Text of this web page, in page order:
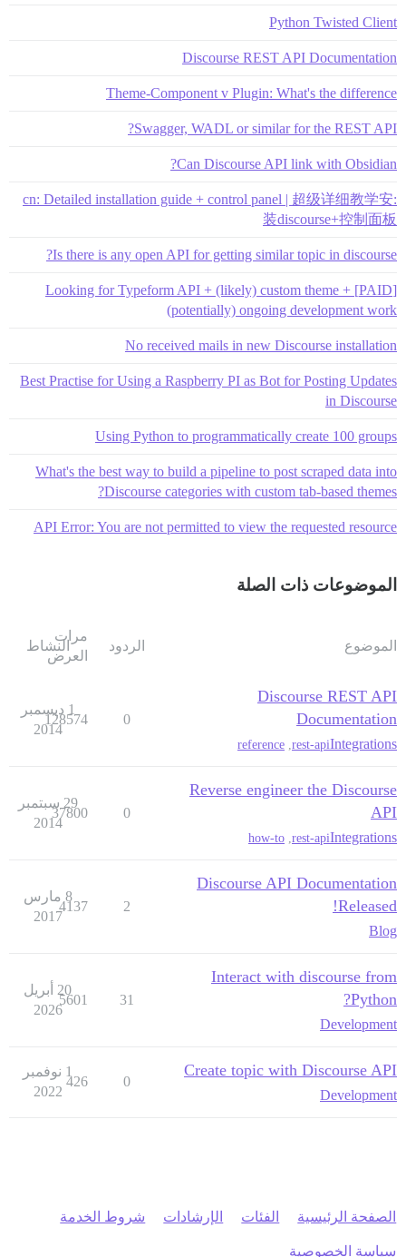
Python Twisted Client
Discourse REST API Documentation
Theme-Component v Plugin: What's the difference
Swagger, WADL or similar for the REST API?
Can Discourse API link with Obsidian?
:cn: Detailed installation guide + control panel | 超级详细教学安
装discourse+控制面板
Is there is any open API for getting similar topic in discourse?
[PAID] Looking for Typeform API + (likely) custom theme +
(potentially) ongoing development work
No received mails in new Discourse installation
Best Practise for Using a Raspberry PI as Bot for Posting Updates
in Discourse
Using Python to programmatically create 100 groups
What's the best way to build a pipeline to post scraped data into
Discourse categories with custom tab-based themes?
API Error: You are not permitted to view the requested resource
الموضوعات ذات الصلة
الموضوع الردود
مرات
العرض
النشاط
Discourse REST API
Documentation
Integrations
rest-api
reference
0
128574
1 ديسمبر
2014
Reverse engineer the Discourse
API
Integrations
rest-api
how-to
0
37800
29 سبتمبر
2014
Discourse API Documentation
Released!
Blog
2
4137
8 مارس
2017
Interact with discourse from
Python?
Development
31
5601
20 أبريل
2026
Create topic with Discourse API
Development
0
426
1 نوفمبر
2022
الصفحة الرئيسية الفئات الإرشادات شروط الخدمة
سياسة الخصوصية